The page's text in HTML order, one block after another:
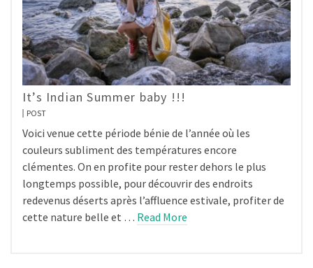
It’s Indian Summer baby !!!
POST
Voici venue cette période bénie de l’année où les
couleurs subliment des températures encore
clémentes. On en profite pour rester dehors le plus
longtemps possible, pour découvrir des endroits
redevenus déserts après l’affluence estivale, profiter de
cette nature belle et … Read More